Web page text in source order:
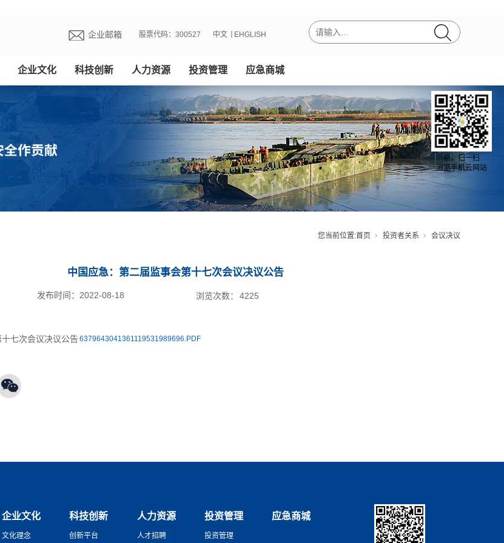
企业邮箱 股票代码：300527 EHGLISH
中文
企业文化 科技创新 人力资源 投资管理 应急商城
您当前位置:首页 投资者关系 会议决议
中国应急：第二届监事会第十七次会议决议公告
2022-08-18
发布时间： 4225
浏览次数：
6379643041361119531989696.PDF
企业文化
文化理念
科技创新
创新平台
人力资源
人才招聘
投资管理
投资管理
应急商城
亲，扫一扫
浏览手机云网站